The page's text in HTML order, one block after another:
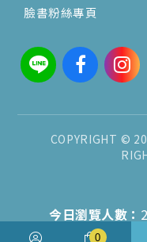
臉書粉絲專頁
COPYRIGHT ©
今日瀏覽人數：
0